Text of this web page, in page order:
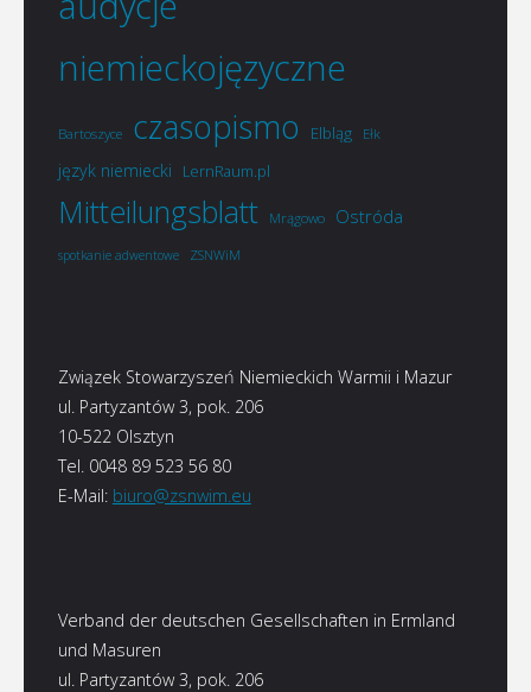
niemieckojęzyczne
Bartoszyce czasopismo Elbląg Ełk
język niemiecki LernRaum.pl
Mitteilungsblatt Mrągowo Ostróda
spotkanie adwentowe ZSNWiM
Związek Stowarzyszeń Niemieckich Warmii i Mazur
ul. Partyzantów 3, pok. 206
10-522 Olsztyn
Tel. 0048 89 523 56 80
E-Mail: biuro@zsnwim.eu
Verband der deutschen Gesellschaften in Ermland
und Masuren
ul. Partyzantów 3, pok. 206